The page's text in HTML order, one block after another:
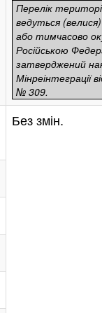
Перелік
ведуться (велися)
або тимчасово
Російською
затверджений
Мінреінтеграції
№ 309.
Без змін.